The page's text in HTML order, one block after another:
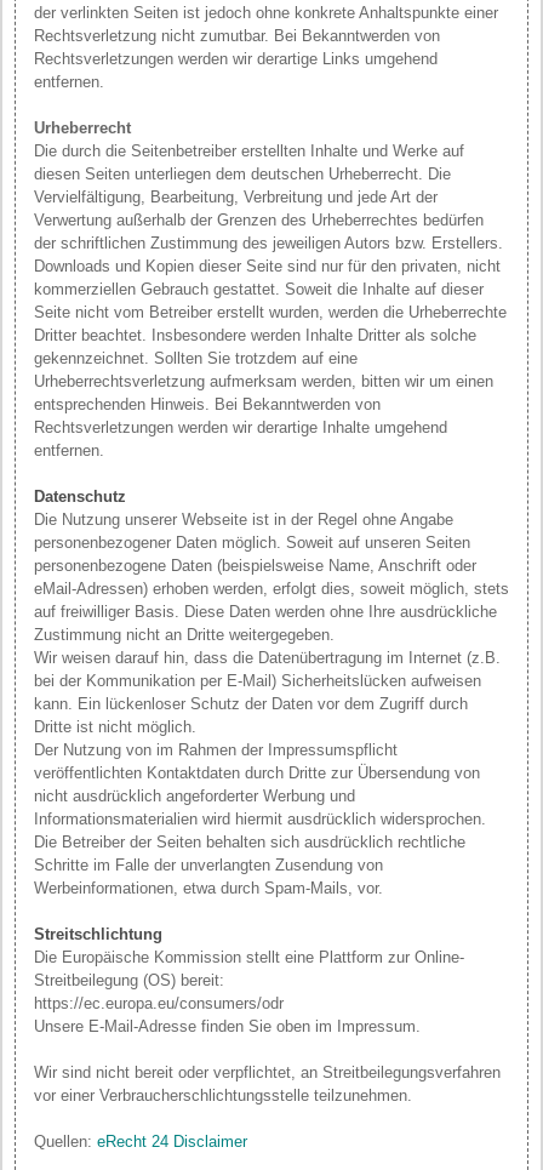
der verlinkten Seiten ist jedoch ohne konkrete Anhaltspunkte einer
Rechtsverletzung nicht zumutbar. Bei Bekanntwerden von
Rechtsverletzungen werden wir derartige Links umgehend
entfernen.
Urheberrecht
Die durch die Seitenbetreiber erstellten Inhalte und Werke auf
diesen Seiten unterliegen dem deutschen Urheberrecht. Die
Vervielfältigung, Bearbeitung, Verbreitung und jede Art der
Verwertung außerhalb der Grenzen des Urheberrechtes bedürfen
der schriftlichen Zustimmung des jeweiligen Autors bzw. Erstellers.
Downloads und Kopien dieser Seite sind nur für den privaten, nicht
kommerziellen Gebrauch gestattet. Soweit die Inhalte auf dieser
Seite nicht vom Betreiber erstellt wurden, werden die Urheberrechte
Dritter beachtet. Insbesondere werden Inhalte Dritter als solche
gekennzeichnet. Sollten Sie trotzdem auf eine
Urheberrechtsverletzung aufmerksam werden, bitten wir um einen
entsprechenden Hinweis. Bei Bekanntwerden von
Rechtsverletzungen werden wir derartige Inhalte umgehend
entfernen.
Datenschutz
Die Nutzung unserer Webseite ist in der Regel ohne Angabe
personenbezogener Daten möglich. Soweit auf unseren Seiten
personenbezogene Daten (beispielsweise Name, Anschrift oder
eMail-Adressen) erhoben werden, erfolgt dies, soweit möglich, stets
auf freiwilliger Basis. Diese Daten werden ohne Ihre ausdrückliche
Zustimmung nicht an Dritte weitergegeben.
Wir weisen darauf hin, dass die Datenübertragung im Internet (z.B.
bei der Kommunikation per E-Mail) Sicherheitslücken aufweisen
kann. Ein lückenloser Schutz der Daten vor dem Zugriff durch
Dritte ist nicht möglich.
Der Nutzung von im Rahmen der Impressumspflicht
veröffentlichten Kontaktdaten durch Dritte zur Übersendung von
nicht ausdrücklich angeforderter Werbung und
Informationsmaterialien wird hiermit ausdrücklich widersprochen.
Die Betreiber der Seiten behalten sich ausdrücklich rechtliche
Schritte im Falle der unverlangten Zusendung von
Werbeinformationen, etwa durch Spam-Mails, vor.
Streitschlichtung
Die Europäische Kommission stellt eine Plattform zur Online-
Streitbeilegung (OS) bereit:
https://ec.europa.eu/consumers/odr
Unsere E-Mail-Adresse finden Sie oben im Impressum.
Wir sind nicht bereit oder verpflichtet, an Streitbeilegungsverfahren
vor einer Verbraucherschlichtungsstelle teilzunehmen.
Quellen: eRecht 24 Disclaimer